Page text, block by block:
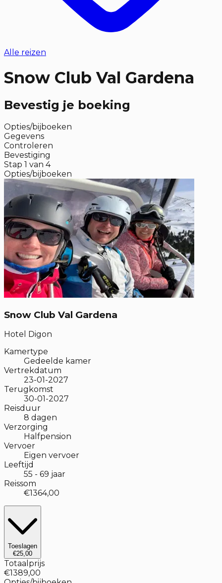
Alle reizen
Snow Club Val Gardena
Bevestig je boeking
Opties/bijboeken
Gegevens
Controleren
Bevestiging
Stap 1 van 4
Opties/bijboeken
Snow Club Val Gardena
Hotel Digon
Kamertype
Gedeelde kamer
Vertrekdatum
23-01-2027
Terugkomst
30-01-2027
Reisduur
8 dagen
Verzorging
Halfpension
Vervoer
Eigen vervoer
Leeftijd
55 - 69 jaar
Reissom
€1364,00
Toeslagen
€25,00
Totaalprijs
€1389,00